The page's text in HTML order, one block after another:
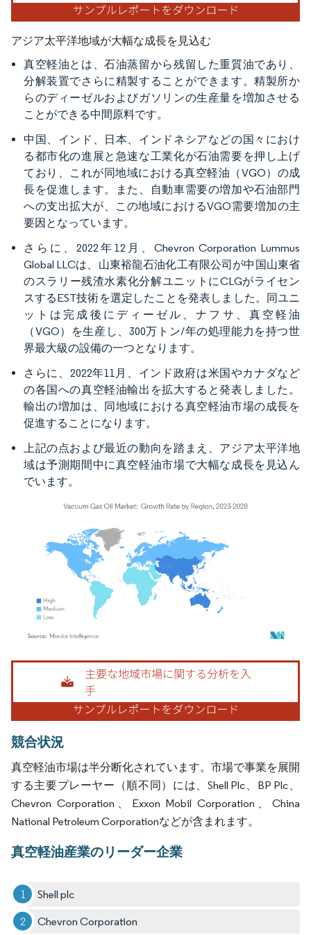
アジア太平洋地域が大幅な成長を見込む
真空軽油とは、石油蒸留から残留した重質油であり、
分解装置でさらに精製することができます。精製所か
らのディーゼルおよびガソリンの生産量を増加させる
ことができる中間原料です。
中国、インド、日本、インドネシアなどの国々におけ
る都市化の進展と急速な工業化が石油需要を押し上げ
ており、これが同地域における真空軽油（VGO）の成
長を促進します。また、自動車需要の増加や石油部門
への支出拡大が、この地域におけるVGO需要増加の主
要因となっています。
さらに、2022年12月、Chevron Corporation Lummus
Global LLCは、山東裕龍石油化工有限公司が中国山東省
のスラリー残渣水素化分解ユニットにCLGがライセン
スするEST技術を選定したことを発表しました。同ユニ
ットは完成後にディーゼル、ナフサ、真空軽油
（VGO）を生産し、300万トン/年の処理能力を持つ世
界最大級の設備の一つとなります。
さらに、2022年11月、インド政府は米国やカナダなど
の各国への真空軽油輸出を拡大すると発表しました。
輸出の増加は、同地域における真空軽油市場の成長を
促進することになります。
上記の点および最近の動向を踏まえ、アジア太平洋地
域は予測期間中に真空軽油市場で大幅な成長を見込ん
でいます。
画像 © Mordor Intelligence。再利用にはCC BY 4.0の表示が必要です。
競合状況
真空軽油市場は半分断化されています。市場で事業を展開
する主要プレーヤー（順不同）には、Shell Plc、BP Plc、
Chevron Corporation、Exxon Mobil Corporation、China
National Petroleum Corporationなどが含まれます。
真空軽油産業のリーダー企業
Shell plc
Chevron Corporation